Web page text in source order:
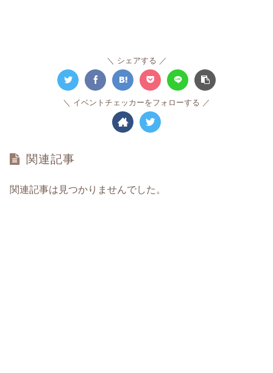
シェアする
イベントチェッカーをフォローする
関連記事
関連記事は見つかりませんでした。